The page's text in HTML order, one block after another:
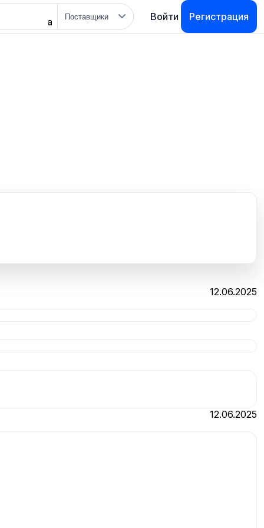
поиска
Войти Регистрация
12.06.2025
12.06.2025